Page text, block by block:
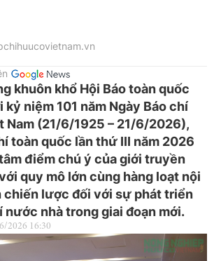
khuôn khổ Hội Báo toàn quốc
niệm 101 năm Ngày Báo chí
Nam (21/6/1925 – 21/6/2026),
toàn quốc lần thứ III năm 2026
điểm chú ý của giới truyền
quy mô lớn cùng hàng loạt nội
chiến lược đối với sự phát triển
nước nhà trong giai đoạn mới.
2026 16:30